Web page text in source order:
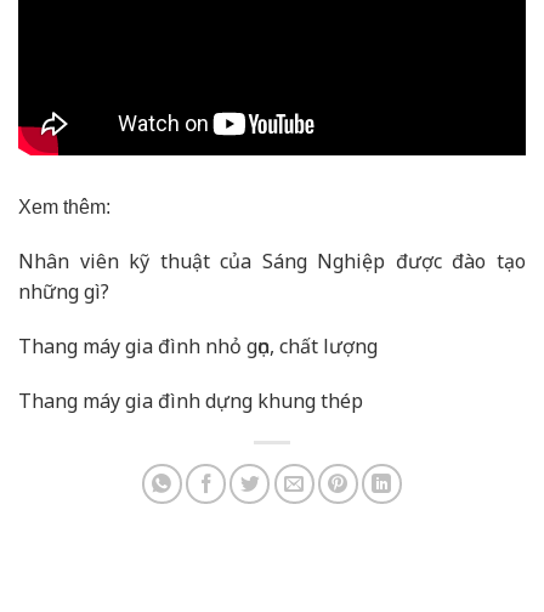
Xem thêm:
Nhân viên kỹ thuật của Sáng Nghiệp được đào tạo
những gì?
Thang máy gia đình nhỏ gọn, chất lượng
Thang máy gia đình dựng khung thép